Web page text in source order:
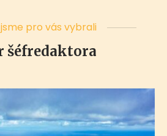
pro vás vybrali
šéfredaktora